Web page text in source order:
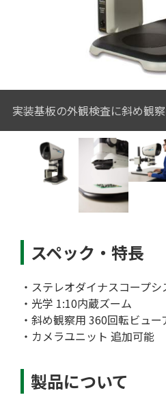
実装基板の外観検査に斜め観
スペック・特長
・ステレオダイナスコープ
・光学 1:10内蔵ズーム
・斜め観察用 360回転ビュー
・カメラユニット 追加可能
製品について